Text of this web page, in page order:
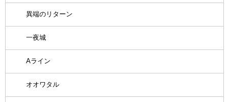
異端のリターン
一夜城
Aライン
オオワタル